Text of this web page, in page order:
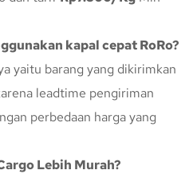
kapal cepat RoRo?
yaitu barang yang dikirimkan
leadtime pengiriman
perbedaan harga yang
Lebih Murah?